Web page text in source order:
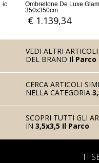
Ombrellone Avantage
350x350cm
€ 2.180,33
VEDI ALTRI ARTICOLI
DEL BRAND Il Parco
CERCA ARTICOLI
NELLA CATEGORIA
SCOPRI TUTTI GLI
IN 3,5x3,5 Il Parco
TI